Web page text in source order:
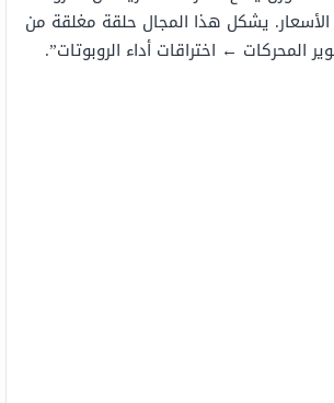
يشكل هذا المجال حلقة مغلقة من
المحركات ← اختراقات أداء الروبوتات”.